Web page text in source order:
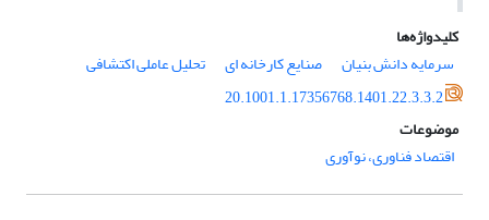
کلیدواژه‌ها
سرمایه دانش بنیان
صنایع کارخانه ای
تحلیل عاملی اکتشافی
20.1001.1.17356768.1401.22.3.3.2
موضوعات
اقتصاد فناوری، نوآوری